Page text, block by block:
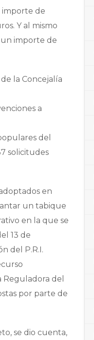
importe de
Y al mismo
importe de
la Concejalía
a
del
solicitudes
en
un tabique
en la que se
13 de
del P.R.I.
del
por parte de
se dio cuenta,